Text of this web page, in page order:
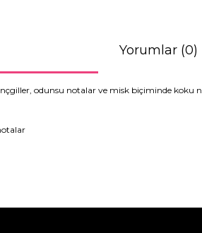
Yorumlar (0)
odunsu notalar ve misk biçiminde
için teşekkür ederiz.